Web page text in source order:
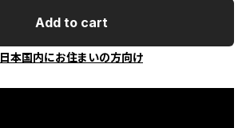
Add to cart
日本国内にお住まいの方向け